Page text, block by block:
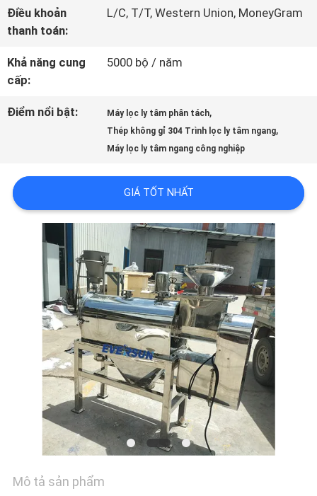
QUAN
MÁY
CHẤT
LƯỢNG
CHÚNG
BÁO
Điều khoản
thanh toán:
L/C, T/T, Western Union, MoneyGram
Khả năng cung
cấp:
5000 bộ / năm
Điểm nổi bật: Máy lọc ly tâm phân tách,
Thép không gỉ 304 Trình lọc ly tâm ngang,
Máy lọc ly tâm ngang công nghiệp
GIÁ TỐT NHẤT
Mô tả sản phẩm